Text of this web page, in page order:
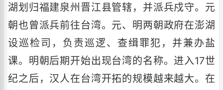
湖划归福建泉州晋江县管辖，并派兵戍守。元
朝也曾派兵前往台湾。元、明两朝政府在澎湖
设巡检司，负责巡逻、查缉罪犯，并兼办盐
课。明朝后期开始出现台湾的名称。进入17世
纪之后，汉人在台湾开拓的规模越来越大。在